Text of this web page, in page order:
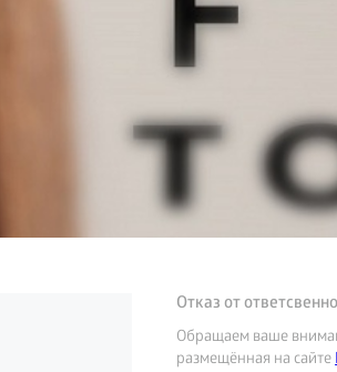
Отказ от
Обращаем ваше
размещённая на сайте